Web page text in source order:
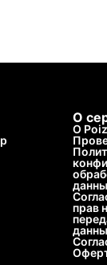
О
О
прав